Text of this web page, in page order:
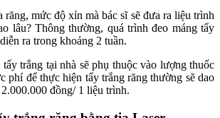
răng, mức độ xỉn mà bác sĩ sẽ đưa ra liệu trình
lâu? Thông thường, quá trình đeo máng tẩy
ra trong khoảng 2 tuần.
trắng tại nhà sẽ phụ thuộc vào lượng thuốc
phí để thực hiện tẩy trắng răng thường sẽ dao
đồng/ 1 liệu trình.